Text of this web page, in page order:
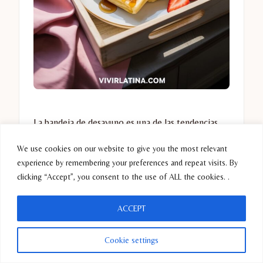
We use cookies on our website to give you the most relevant
experience by remembering your preferences and repeat visits. By
clicking “Accept”, you consent to the use of ALL the cookies. .
Cookie settings
ACCEPT
La bandeja de desayuno es una de las tendencias
todo: puedes combinar fruta, pan dulce, yogurt,
chocolate y café o jugo en una charola bonita.
Este tipo de desayuno se siente lujoso, aunque sea
sencillo, y es perfecto para sorprender a alguien
especial en la mañana. Un pequeño detalle como
una flor o una nota escrita a mano marca la